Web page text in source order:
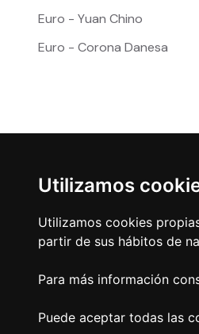
Utilizamos
Utilizamos cookies
partir de sus hábitos de
Para más información
Puede aceptar todas las
Euro - Yuan Chino
Euro - Corona Danesa
Accesibilidad